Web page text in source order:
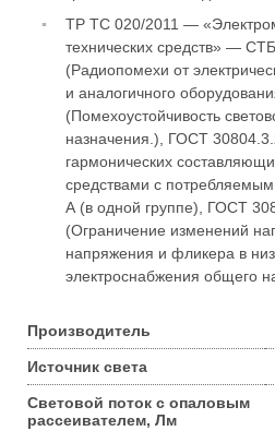
ТР ТС 020/2011 —
технических средств» —
(Радиопомехи от
и аналогичного
(Помехоустойчивость
назначения.), ГОСТ
гармонических
средствами с
А (в одной группе), ГОСТ
(Ограничение изменений
напряжения и фликера в
электроснабжения общего
Производитель
Источник света
Световой поток с опаловым
рассеивателем, Лм